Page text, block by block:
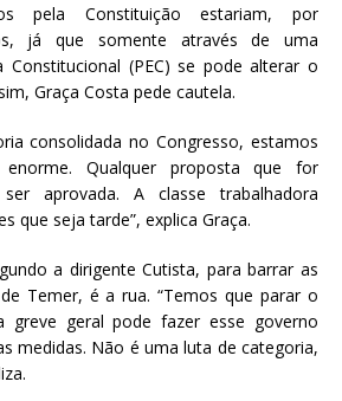
pela Constituição estariam, por
já que somente através de uma
Constitucional (PEC) se pode alterar o
Graça Costa pede cautela.
consolidada no Congresso, estamos
Qualquer proposta que for
aprovada. A classe trabalhadora
que seja tarde”, explica Graça.
a dirigente Cutista, para barrar as
Temer, é a rua. “Temos que parar o
greve geral pode fazer esse governo
medidas. Não é uma luta de categoria,